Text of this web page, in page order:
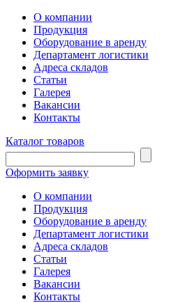
О компании
Продукция
Оборудование в аренду
Департамент логистики
Адреса складов
Статьи
Галерея
Вакансии
Контакты
Каталог товаров
Оформить заявку
О компании
Продукция
Оборудование в аренду
Департамент логистики
Адреса складов
Статьи
Галерея
Вакансии
Контакты